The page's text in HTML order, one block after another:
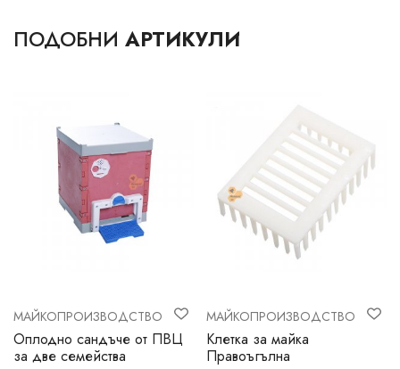
ПОДОБНИ АРТИКУЛИ
МАЙКОПРОИЗВОДСТВО
Оплодно сандъче от ПВЦ
за две семейства
МАЙКОПРОИЗВОДСТВО
Клетка за майка
Правоъгълна